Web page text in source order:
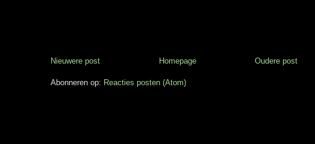
Nieuwere post Oudere post
Homepage
Abonneren op: Reacties posten (Atom)